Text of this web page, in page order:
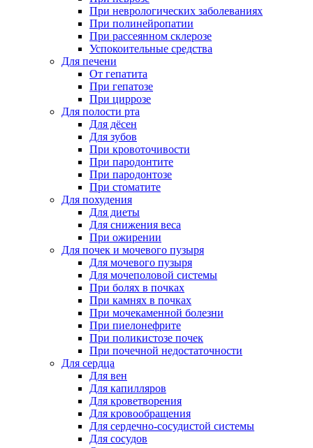
При неврологических заболеваниях
При полинейропатии
При рассеянном склерозе
Успокоительные средства
Для печени
От гепатита
При гепатозе
При циррозе
Для полости рта
Для дёсен
Для зубов
При кровоточивости
При пародонтите
При пародонтозе
При стоматите
Для похудения
Для диеты
Для снижения веса
При ожирении
Для почек и мочевого пузыря
Для мочевого пузыря
Для мочеполовой системы
При болях в почках
При камнях в почках
При мочекаменной болезни
При пиелонефрите
При поликистозе почек
При почечной недостаточности
Для сердца
Для вен
Для капилляров
Для кроветворения
Для кровообращения
Для сердечно-сосудистой системы
Для сосудов